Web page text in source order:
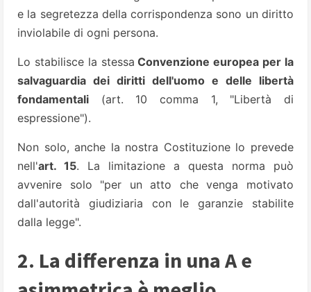
e la segretezza della corrispondenza sono un diritto
inviolabile di ogni persona.
Lo stabilisce la stessa Convenzione europea per la
salvaguardia dei diritti dell'uomo e delle libertà
fondamentali (art. 10 comma 1, "Libertà di
espressione").
Non solo, anche la nostra Costituzione lo prevede
nell'art. 15. La limitazione a questa norma può
avvenire solo "per un atto che venga motivato
dall'autorità giudiziaria con le garanzie stabilite
dalla legge".
2. La differenza in una A e